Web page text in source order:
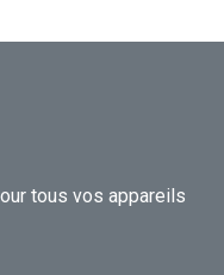
tous vos appareils